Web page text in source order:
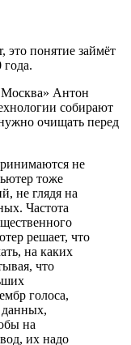
понятие займёт
года.
Антон
собирают
очищать перед
не
тоже
не глядя на
Частота
решает, что
на каких
что
голоса,
на
их надо